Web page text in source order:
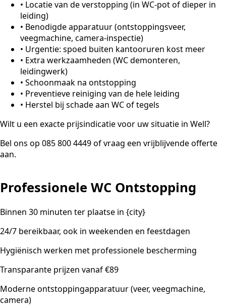
• Locatie van de verstopping (in WC-pot of dieper in
leiding)
• Benodigde apparatuur (ontstoppingsveer,
veegmachine, camera-inspectie)
• Urgentie: spoed buiten kantooruren kost meer
• Extra werkzaamheden (WC demonteren,
leidingwerk)
• Schoonmaak na ontstopping
• Preventieve reiniging van de hele leiding
• Herstel bij schade aan WC of tegels
Wilt u een exacte prijsindicatie voor uw situatie in Well?
Bel ons op 085 800 4449 of vraag een vrijblijvende offerte
aan.
Professionele WC Ontstopping
Binnen 30 minuten ter plaatse in {city}
24/7 bereikbaar, ook in weekenden en feestdagen
Hygiënisch werken met professionele bescherming
Transparante prijzen vanaf €89
Moderne ontstoppingapparatuur (veer, veegmachine,
camera)